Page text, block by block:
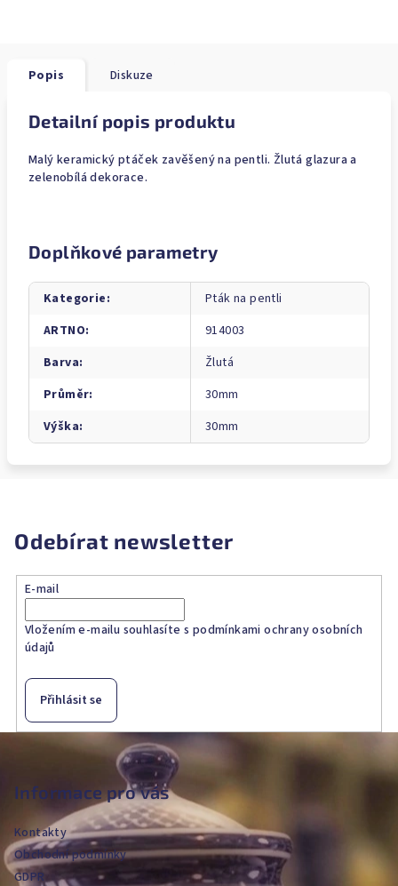
Popis Diskuze
Detailní popis produktu
Malý keramický ptáček zavěšený na pentli. Žlutá glazura a
zelenobílá dekorace.
Doplňkové parametry
Kategorie:
Pták na pentli
ARTNO:
914003
Barva:
Žlutá
Průměr:
30mm
Výška: 30mm
Odebírat newsletter
E-mail
Vložením e-mailu souhlasíte s podmínkami ochrany osobních
údajů
Přihlásit se
Z
t
í
Informace pro vás
Kontakty
Obchodní podmínky
GDPR